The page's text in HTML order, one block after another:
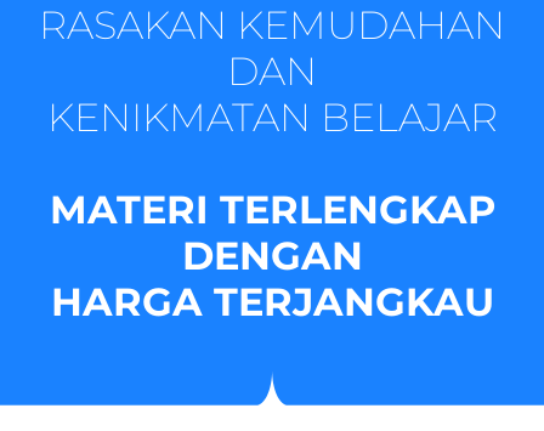
RASAKAN KEMUDAHAN
DAN
KENIKMATAN BELAJAR
MATERI TERLENGKAP
DENGAN
HARGA TERJANGKAU